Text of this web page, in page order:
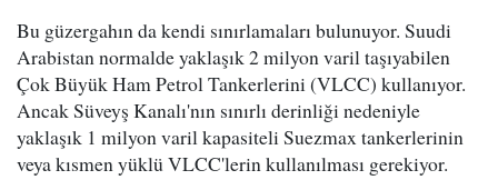
Bu güzergahın da kendi sınırlamaları bulunuyor. Suudi
Arabistan normalde yaklaşık 2 milyon varil taşıyabilen
Çok Büyük Ham Petrol Tankerlerini (VLCC) kullanıyor.
Ancak Süveyş Kanalı'nın sınırlı derinliği nedeniyle
yaklaşık 1 milyon varil kapasiteli Suezmax tankerlerinin
veya kısmen yüklü VLCC'lerin kullanılması gerekiyor.